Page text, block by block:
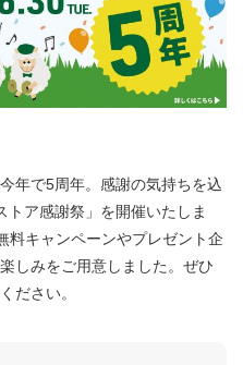
年で5周年。感謝の気持ちを込
ア感謝祭」を開催いたしま
料キャンペーンやプレゼント企
しみをご用意しました。ぜひ
ださい。